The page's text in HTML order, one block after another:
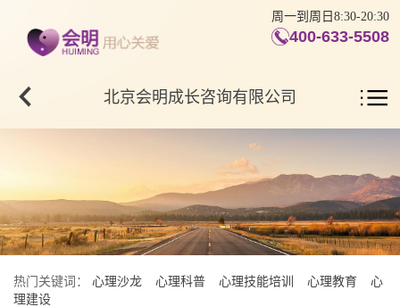
周一到周日8:30-20:30
400-633-5508
北京会明成长咨询有限公司
热门关键词： 心理沙龙 心理科普 心理技能培训 心理教育
心
理建设